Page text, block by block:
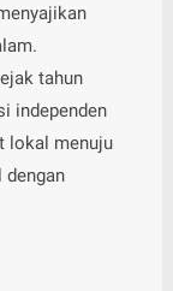
tahun
independen
lokal menuju
dengan